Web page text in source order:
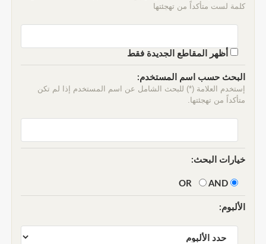
كلمة لست متأكداً من تهجئتها
أظهر المقاطع الجديدة فقط
البحث حسب اسم المستخدم:
إستخدم العلامة (*) للبحث الشامل عن اسم المستخدم إذا لم تكن
متأكداً من تهجئتها.
خيارات البحث:
AND
الألبوم: